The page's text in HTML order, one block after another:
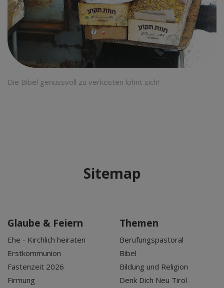
Die Bibel genussvoll zu verkosten lohnt sich!
Sitemap
Glaube & Feiern
Ehe - Kirchlich heiraten
Erstkommunion
Fastenzeit 2026
Firmung
Themen
Berufungspastoral
Bibel
Bildung und Religion
Denk Dich Neu Tirol